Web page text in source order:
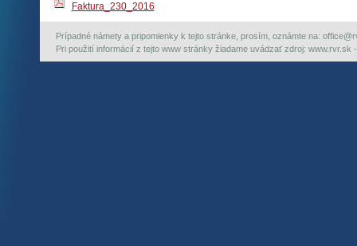
Faktura_230_2016
Prípadné námety a pripomienky k tejto stránke, prosím, oznámte na:
Pri použití informácií z tejto www stránky žiadame uvádzať zdroj: www.rvr.sk